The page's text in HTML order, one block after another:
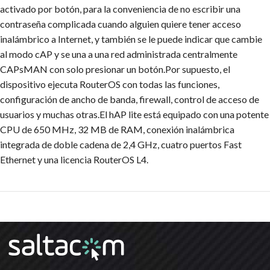
activado por botón, para la conveniencia de no escribir una
contraseña complicada cuando alguien quiere tener acceso
inalámbrico a Internet, y también se le puede indicar que cambie
al modo cAP y se una a una red administrada centralmente
CAPsMAN con solo presionar un botón.Por supuesto, el
dispositivo ejecuta RouterOS con todas las funciones,
configuración de ancho de banda, firewall, control de acceso de
usuarios y muchas otras.El hAP lite está equipado con una potente
CPU de 650 MHz, 32 MB de RAM, conexión inalámbrica
integrada de doble cadena de 2,4 GHz, cuatro puertos Fast
Ethernet y una licencia RouterOS L4.